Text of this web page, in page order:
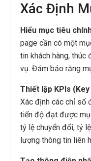
Xác Định
Hiểu mục tiêu
page cần có một
tin khách hàng, thúc
vụ. Đảm bảo rằng
Thiết lập KPIs
Xác định các chỉ số
tiến độ đạt được
tỷ lệ chuyển đổi, tỷ
lượng thông tin liên